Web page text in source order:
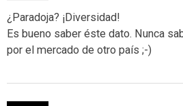
¿Paradoja? ¡Diversidad!
Es bueno saber éste dato. Nunca
por el mercado de otro país ;-)